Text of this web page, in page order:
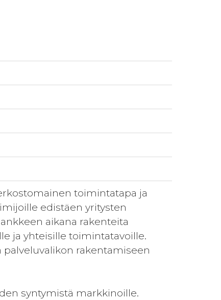
toimintatapa ja
edistäen yritysten
aikana rakenteita
ja yhteisille toimintatavoille.
rakentamiseen
syntymistä markkinoille.